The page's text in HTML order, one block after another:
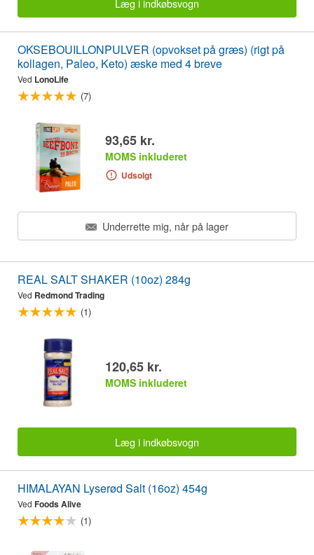
Læg i indkøbsvogn
OKSEBOUILLONPULVER (opvokset på græs) (rigt på
kollagen, Paleo, Keto) æske med 4 breve
Ved LonoLife
(7)
93,65 kr.
MOMS inkluderet
Udsolgt
Underrette mig, når på lager
REAL SALT SHAKER (10oz) 284g
Ved Redmond Trading
(1)
120,65 kr.
MOMS inkluderet
Læg i indkøbsvogn
HIMALAYAN Lyserød Salt (16oz) 454g
Ved Foods Alive
(1)